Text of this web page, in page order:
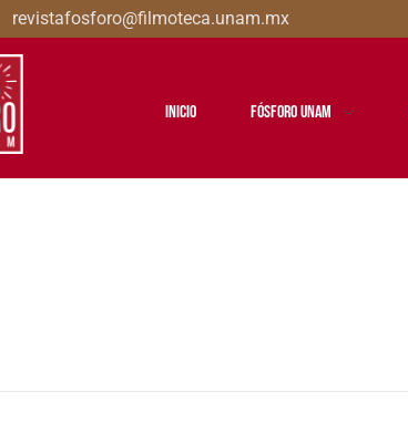
revistafosforo@filmoteca.unam.mx
Inicio Fósforo UNAM